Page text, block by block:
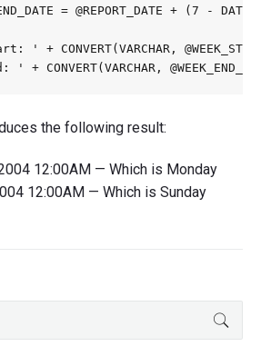
= @REPORT_DATE + (7 -
' + CONVERT(VARCHAR,
+ CONVERT(VARCHAR,
the following result:
12:00AM — Which is Monday
12:00AM — Which is Sunday